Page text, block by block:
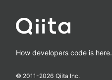
How developers code is here.
© 2011-2026 Qiita Inc.